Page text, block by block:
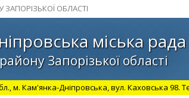
ОБЛАСТІ
міська рада
Запорізької області
м. Кам'янка-Дніпровська, вул. Каховська 98.